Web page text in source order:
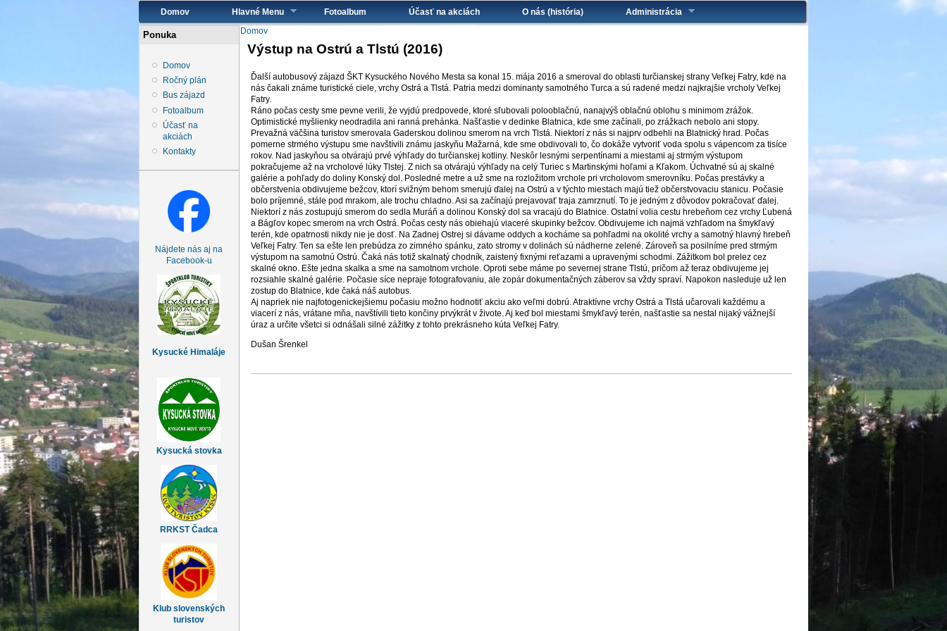
Hlavné menu
Domov Hlavné Menu Fotoalbum Účasť na akciách O nás (história) Administrácia
Ponuka
Domov
Ročný plán
Bus zájazd
Fotoalbum
Účasť na
akciách
Kontakty
Nájdete nás aj na
Facebook-u
Kysucké Himaláje
Kysucká stovka
RRKST Čadca
Klub slovenských
turistov
Nachádzate sa tu
Domov
Výstup na Ostrú a Tlstú (2016)
Ďalší autobusový zájazd ŠKT Kysuckého Nového Mesta sa konal 15. mája 2016 a smeroval do oblasti turčianskej strany Veľkej Fatry, kde na
nás čakali známe turistické ciele, vrchy Ostrá a Tlstá. Patria medzi dominanty samotného Turca a sú radené medzi najkrajšie vrcholy Veľkej
Fatry.
Ráno počas cesty sme pevne verili, že vyjdú predpovede, ktoré sľubovali polooblačnú, nanajvýš oblačnú oblohu s minimom zrážok.
Optimistické myšlienky neodradila ani ranná prehánka. Našťastie v dedinke Blatnica, kde sme začínali, po zrážkach nebolo ani stopy.
Prevažná väčšina turistov smerovala Gaderskou dolinou smerom na vrch Tlstá. Niektorí z nás si najprv odbehli na Blatnický hrad. Počas
pomerne strmého výstupu sme navštívili známu jaskyňu Mažarná, kde sme obdivovali to, čo dokáže vytvoriť voda spolu s vápencom za tisíce
rokov. Nad jaskyňou sa otvárajú prvé výhľady do turčianskej kotliny. Neskôr lesnými serpentínami a miestami aj strmým výstupom
pokračujeme až na vrcholové lúky Tlstej. Z nich sa otvárajú výhľady na celý Turiec s Martinskými hoľami a Kľakom. Úchvatné sú aj skalné
galérie a pohľady do doliny Konský dol. Posledné metre a už sme na rozložitom vrchole pri vrcholovom smerovníku. Počas prestávky a
občerstvenia obdivujeme bežcov, ktorí svižným behom smerujú ďalej na Ostrú a v týchto miestach majú tiež občerstvovaciu stanicu. Počasie
bolo príjemné, stále pod mrakom, ale trochu chladno. Asi sa začínajú prejavovať traja zamrznutí. To je jedným z dôvodov pokračovať ďalej.
Niektorí z nás zostupujú smerom do sedla Muráň a dolinou Konský dol sa vracajú do Blatnice. Ostatní volia cestu hrebeňom cez vrchy Ľubená
a Bágľov kopec smerom na vrch Ostrá. Počas cesty nás obiehajú viaceré skupinky bežcov. Obdivujeme ich najmä vzhľadom na šmykľavý
terén, kde opatrnosti nikdy nie je dosť. Na Zadnej Ostrej si dávame oddych a kocháme sa pohľadmi na okolité vrchy a samotný hlavný hrebeň
Veľkej Fatry. Ten sa ešte len prebúdza zo zimného spánku, zato stromy v dolinách sú nádherne zelené. Zároveň sa posilníme pred strmým
výstupom na samotnú Ostrú. Čaká nás totiž skalnatý chodník, zaistený fixnými reťazami a upravenými schodmi. Zážitkom bol prelez cez
skalné okno. Ešte jedna skalka a sme na samotnom vrchole. Oproti sebe máme po severnej strane Tlstú, pričom až teraz obdivujeme jej
rozsiahle skalné galérie. Počasie síce nepraje fotografovaniu, ale zopár dokumentačných záberov sa vždy spraví. Napokon nasleduje už len
zostup do Blatnice, kde čaká náš autobus.
Aj napriek nie najfotogenickejšiemu počasiu možno hodnotiť akciu ako veľmi dobrú. Atraktívne vrchy Ostrá a Tlstá učarovali každému a
viacerí z nás, vrátane mňa, navštívili tieto končiny prvýkrát v živote. Aj keď bol miestami šmykľavý terén, našťastie sa nestal nijaký vážnejší
úraz a určite všetci si odnášali silné zážitky z tohto prekrásneho kúta Veľkej Fatry.
Dušan Šrenkel